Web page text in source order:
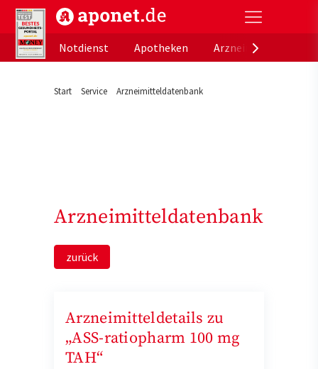
aponet.de - Das offizielle Gesundheitsportal der
Notdienst
Apotheken
Start Service Arzneimitteldatenbank
Arzneimitteldatenbank
zurück
Arzneimitteldetails zu
„ASS-ratiopharm 100 mg
TAH“